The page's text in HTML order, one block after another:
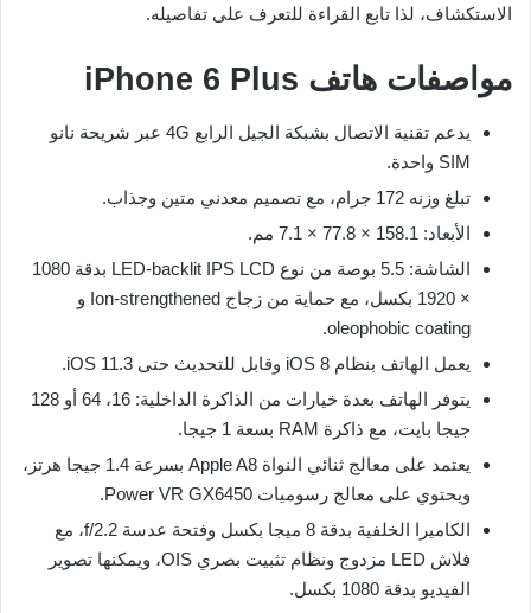
الاستكشاف، لذا تابع القراءة للتعرف على تفاصيله.
مواصفات هاتف iPhone 6 Plus
يدعم تقنية الاتصال بشبكة الجيل الرابع 4G عبر شريحة نانو
SIM واحدة.
تبلغ وزنه 172 جرام، مع تصميم معدني متين وجذاب.
الأبعاد: 158.1 × 77.8 × 7.1 مم.
الشاشة: 5.5 بوصة من نوع LED-backlit IPS LCD بدقة 1080
× 1920 بكسل، مع حماية من زجاج Ion-strengthened و
oleophobic coating.
يعمل الهاتف بنظام iOS 8 وقابل للتحديث حتى iOS 11.3.
يتوفر الهاتف بعدة خيارات من الذاكرة الداخلية: 16، 64 أو 128
جيجا بايت، مع ذاكرة RAM بسعة 1 جيجا.
يعتمد على معالج ثنائي النواة Apple A8 بسرعة 1.4 جيجا هرتز،
ويحتوي على معالج رسوميات Power VR GX6450.
الكاميرا الخلفية بدقة 8 ميجا بكسل وفتحة عدسة f/2.2، مع
فلاش LED مزدوج ونظام تثبيت بصري OIS، ويمكنها تصوير
الفيديو بدقة 1080 بكسل.